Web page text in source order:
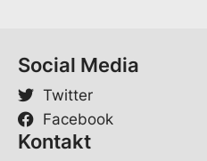
Social Media
Twitter
Facebook
Kontakt